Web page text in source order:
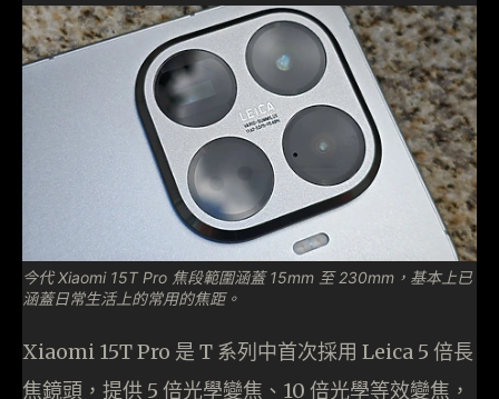
今代 Xiaomi 15T Pro 焦段範圍涵蓋 15mm 至 230mm，基本上已
涵蓋日常生活上的常用的焦距。
Xiaomi 15T Pro 是 T 系列中首次採用 Leica 5 倍長
焦鏡頭，提供 5 倍光學變焦、10 倍光學等效變焦，